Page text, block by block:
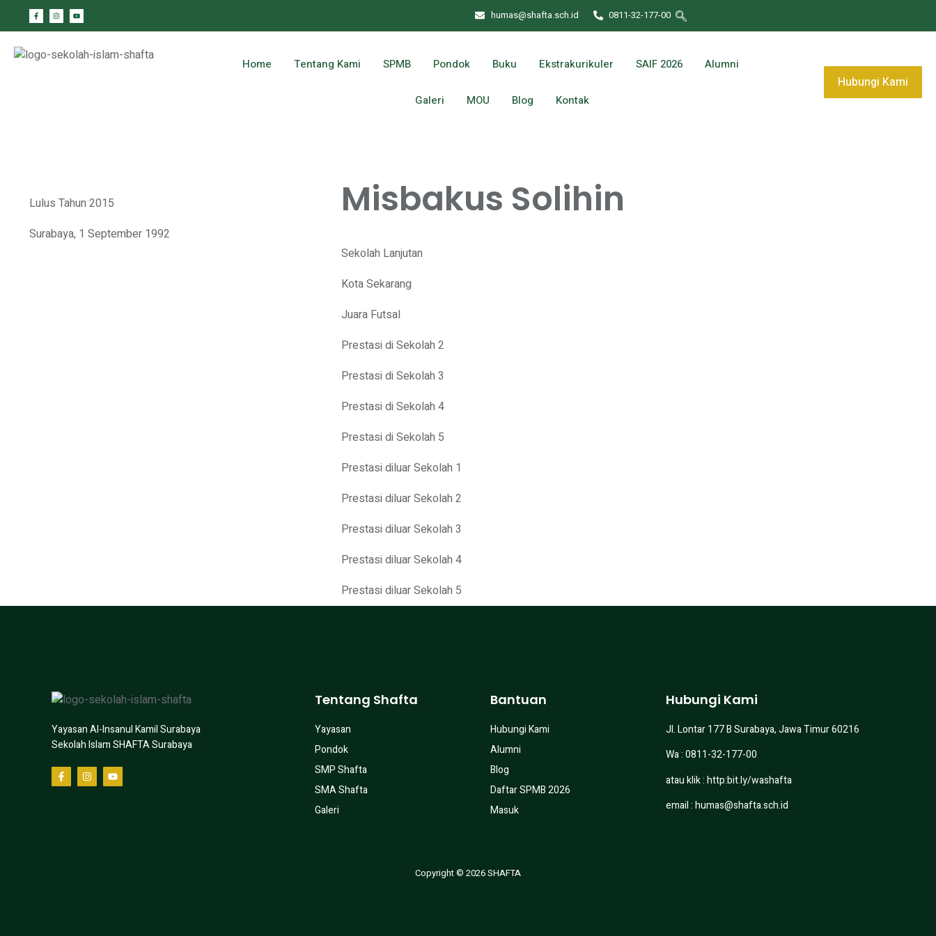
humas@shafta.sch.id 0811-32-177-00
Home Tentang Kami SPMB Pondok Buku Ekstrakurikuler SAIF 2026 Alumni
Galeri MOU Blog Kontak
Hubungi Kami
Lulus Tahun 2015
Surabaya, 1 September 1992
Misbakus Solihin
Sekolah Lanjutan
Kota Sekarang
Juara Futsal
Prestasi di Sekolah 2
Prestasi di Sekolah 3
Prestasi di Sekolah 4
Prestasi di Sekolah 5
Prestasi diluar Sekolah 1
Prestasi diluar Sekolah 2
Prestasi diluar Sekolah 3
Prestasi diluar Sekolah 4
Prestasi diluar Sekolah 5
Yayasan Al-Insanul Kamil Surabaya
Sekolah Islam SHAFTA Surabaya
Tentang Shafta
Yayasan
Pondok
SMP Shafta
SMA Shafta
Galeri
Bantuan
Hubungi Kami
Alumni
Blog
Daftar SPMB 2026
Masuk
Hubungi Kami
Jl. Lontar 177 B Surabaya, Jawa Timur 60216
Wa : 0811-32-177-00
atau klik :http:bit.ly/washafta
email :humas@shafta.sch.id
Copyright © 2026 SHAFTA